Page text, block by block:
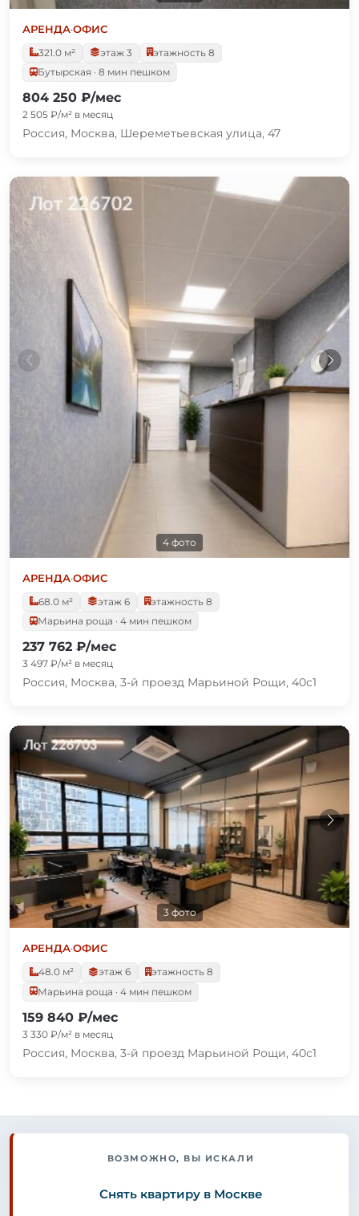
АРЕНДА·ОФИС
321.0 м²
этаж 3
этажность 8
Бутырская · 8 мин пешком
804 250 ₽/мес
2 505 ₽/м² в месяц
Россия, Москва, Шереметьевская улица, 47
4 фото
АРЕНДА·ОФИС
68.0 м²
этаж 6
этажность 8
Марьина роща · 4 мин пешком
237 762 ₽/мес
3 497 ₽/м² в месяц
Россия, Москва, 3-й проезд Марьиной Рощи, 40с1
3 фото
АРЕНДА·ОФИС
48.0 м²
этаж 6
этажность 8
Марьина роща · 4 мин пешком
159 840 ₽/мес
3 330 ₽/м² в месяц
Россия, Москва, 3-й проезд Марьиной Рощи, 40с1
ВОЗМОЖНО, ВЫ ИСКАЛИ
Снять квартиру в Москве